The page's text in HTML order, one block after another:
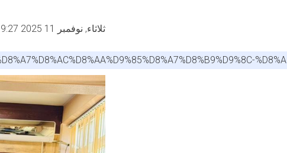
ثلاثاء, نوفمبر 11 2025 9:27 صباحا